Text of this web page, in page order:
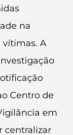
na
A
Centro de
em
centralizar